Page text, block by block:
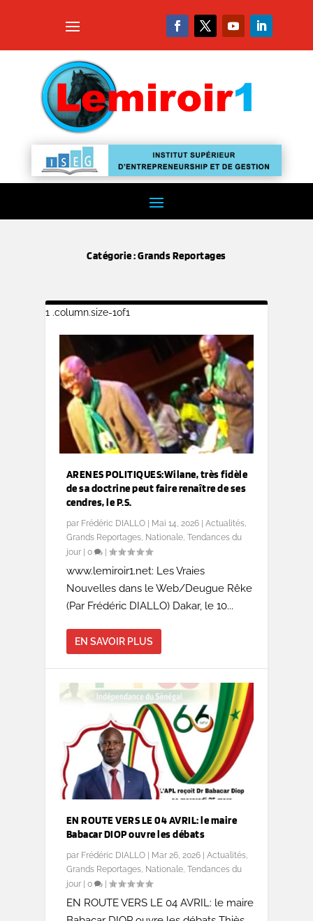
Catégorie :Grands Reportages
ARENES POLITIQUES:Wilane, très fidèle
de sa doctrine peut faire renaître de ses
cendres, le P.S.
par Frédéric DIALLO| Mai 14, 2026| Actualités,
Grands Reportages, Nationale, Tendances du
jour| 0 |
www.lemiroir1.net: Les Vraies
Nouvelles dans le Web/Deugue Rêke
(Par Frédéric DIALLO) Dakar, le 10...
EN SAVOIR PLUS
EN ROUTE VERS LE 04 AVRIL: le maire
Babacar DIOP ouvre les débats
par Frédéric DIALLO| Mar 26, 2026| Actualités,
Grands Reportages, Nationale, Tendances du
jour| 0 |
EN ROUTE VERS LE 04 AVRIL: le maire